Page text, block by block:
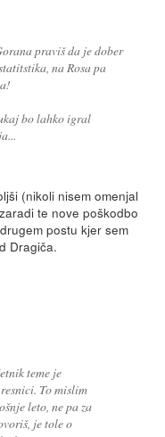
praviš da je dober
na Rosa pa
bo lahko igral
(nikoli nisem omenjal
te nove poškodbo
postu kjer sem
Dragiča.
teme je
To mislim
leto, ne pa za
je tole o